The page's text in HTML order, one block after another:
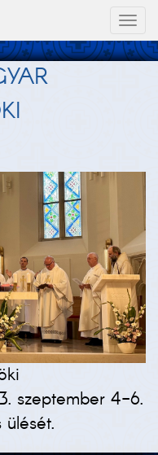
szeptember 4-6.